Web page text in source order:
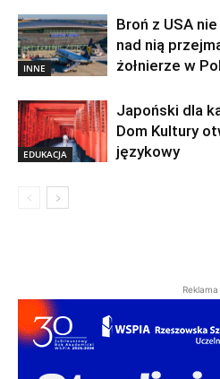
INNE
Broń z USA
nad nią
żołnierze w
EDUKACJA
Japoński dla
Dom Kultury
językowy
Reklama